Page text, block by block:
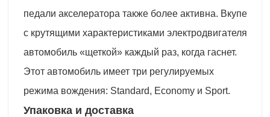
педали акселератора также более активна. Вкупе
с крутящими характеристиками электродвигателя
автомобиль «щеткой» каждый раз, когда гаснет.
Этот автомобиль имеет три регулируемых
режима вождения: Standard, Economy и Sport.
Упаковка и доставка